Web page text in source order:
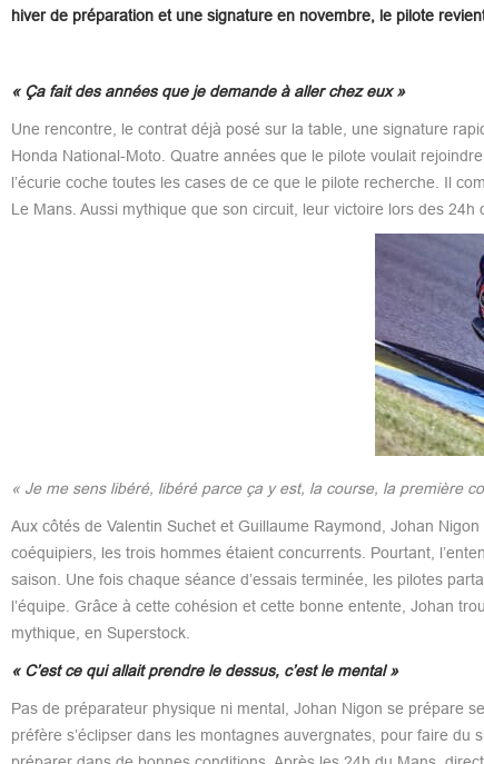
hiver de préparation et une signature en novembre, le pilote
« Ça fait des années que je demande à aller chez eux »
Une rencontre, le contrat déjà posé sur la table, une signature
Honda National-Moto. Quatre années que le pilote voulait
l’écurie coche toutes les cases de ce que le pilote recherche. Il
Le Mans. Aussi mythique que son circuit, leur victoire lors des
« Je me sens libéré, libéré parce ça y est, la course, la première
Aux côtés de Valentin Suchet et Guillaume Raymond, Johan
coéquipiers, les trois hommes étaient concurrents. Pourtant,
saison. Une fois chaque séance d’essais terminée, les pilotes
l’équipe. Grâce à cette cohésion et cette bonne entente, Johan
mythique, en Superstock.
« C’est ce qui allait prendre le dessus, c’est le mental »
Pas de préparateur physique ni mental, Johan Nigon se prépare
préfère s’éclipser dans les montagnes auvergnates, pour faire